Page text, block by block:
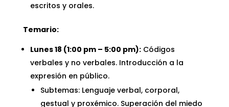
escritos y orales.
Temario:
Lunes 18 (1:00 pm – 5:00 pm):Códigos
verbales y no verbales. Introducción a la
expresión en público.
Subtemas: Lenguaje verbal, corporal,
gestual y proxémico. Superación del miedo